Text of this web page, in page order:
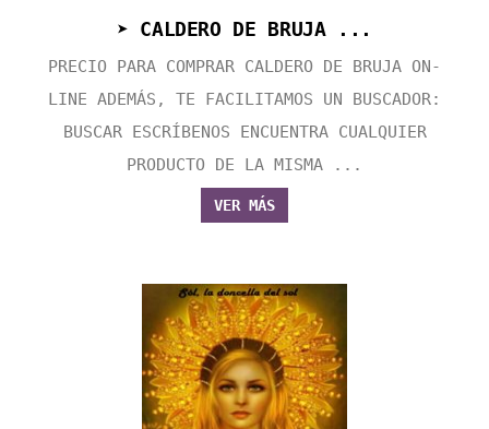
➤ CALDERO DE BRUJA ...
PRECIO PARA COMPRAR CALDERO DE BRUJA ON-
LINE ADEMÁS, TE FACILITAMOS UN BUSCADOR:
BUSCAR ESCRÍBENOS ENCUENTRA CUALQUIER
PRODUCTO DE LA MISMA ...
VER MÁS